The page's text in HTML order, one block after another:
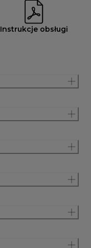
Instrukcje obsługi